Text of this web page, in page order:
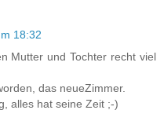
18:32
Mutter und Tochter recht viel
das neueZimmer.
alles hat seine Zeit ;-)